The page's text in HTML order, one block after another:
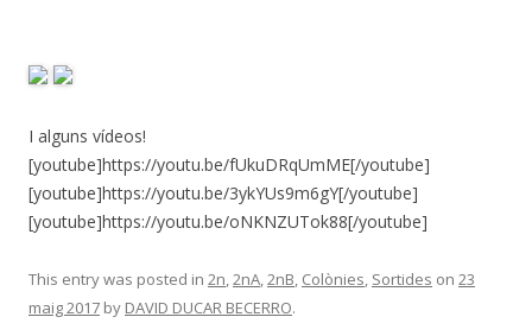
I alguns vídeos!
[youtube]https://youtu.be/fUkuDRqUmME[/youtube]
[youtube]https://youtu.be/3ykYUs9m6gY[/youtube]
[youtube]https://youtu.be/oNKNZUTok88[/youtube]
This entry was posted in 2n,2nA,2nB, Colònies, Sortides on 23
maig 2017 by DAVID DUCAR BECERRO.